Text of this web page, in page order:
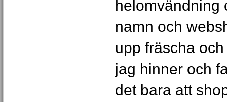
helomvändning
namn och
upp fräscha
jag hinner och
det bara att